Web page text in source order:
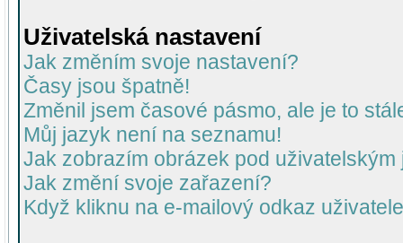
Uživatelská nastavení
Jak změním svoje nastavení?
Časy jsou špatně!
Změnil jsem časové pásmo, ale je to
Můj jazyk není na seznamu!
Jak zobrazím obrázek pod uživatelským
Jak změní svoje zařazení?
Když kliknu na e-mailový odkaz